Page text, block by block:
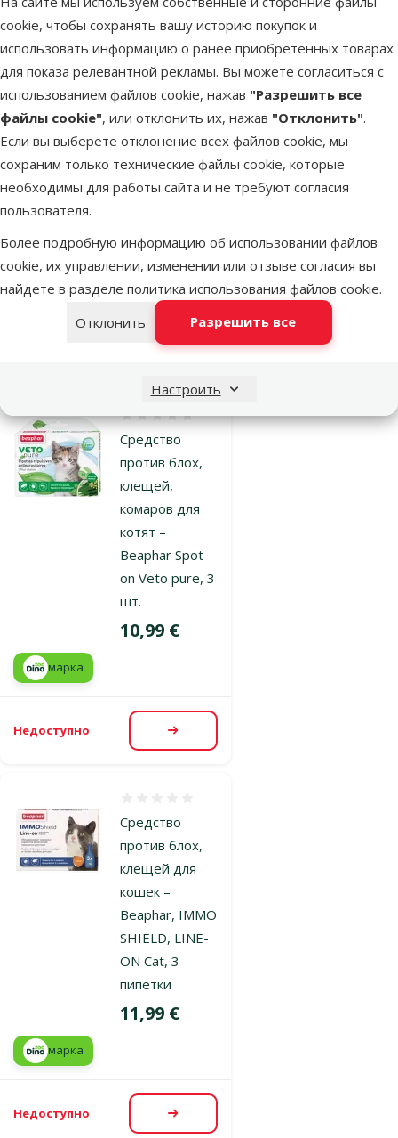
cookie, чтобы сохранять вашу историю покупок и
использовать информацию о ранее приобретенных товарах
для показа релевантной рекламы. Вы можете согласиться с
использованием файлов cookie, нажав "Разрешить все
файлы cookie", или отклонить их, нажав "Отклонить".
Если вы выберете отклонение всех файлов cookie, мы
сохраним только технические файлы cookie, которые
необходимы для работы сайта и не требуют согласия
пользователя.
Более подробную информацию об использовании файлов
cookie, их управлении, изменении или отзыве согласия вы
найдете в разделе политика использования файлов cookie.
Отклонить
Разрешить все
Настроить
Средство от блох,
клещей для
кошек и хорьков
– Fypryst combo
Оценка 100%, количество оценок: 2
2×
Онлайн
питомца
🕷️
В корзину
Средство
против блох,
клещей,
комаров для
котят –
Beaphar Spot
on Veto pure, 3
шт.
Оценка 0%
Цена
10,99 €
марка
Недоступно Посмотреть
Средство
против блох,
клещей для
кошек –
Beaphar, IMMO
SHIELD, LINE-
ON Cat, 3
пипетки
Цена
11,99 €
марка
Недоступно Посмотреть